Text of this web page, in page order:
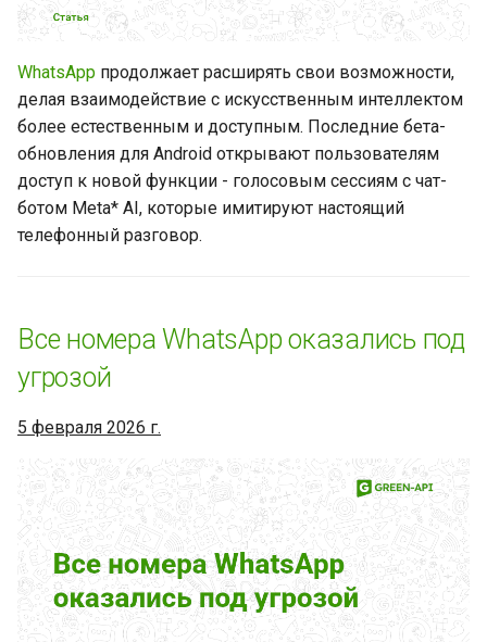
WhatsApp
Новинки WhatsApp за
прошедшую неделю (28
июля 2025 - 01 августа
2025)
WhatsApp добавляет
подписки на каналы,
Новый медиа-хаб для
управления файлами и
хранилищем
WhatsApp представляет
рекламу в статусах и
каналах для Android
WhatsApp представляет
рекламу в статусах и
каналах для iOS
WhatsApp продолжает расширять свои возможности,
делая взаимодействие с искусственным интеллектом
более естественным и доступным. Последние бета-
обновления для Android открывают пользователям
доступ к новой функции - голосовым сессиям с чат-
ботом Meta* AI, которые имитируют настоящий
телефонный разговор.
Все номера WhatsApp оказались под
угрозой
5 февраля 2026 г.